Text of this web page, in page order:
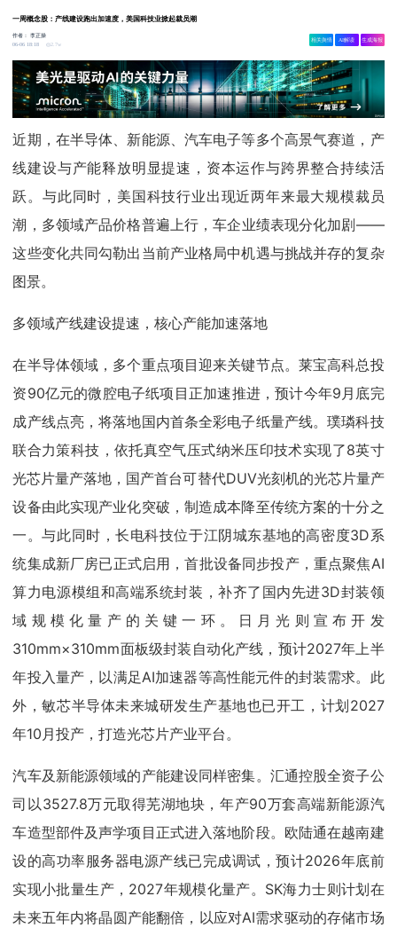
一周概念股：产线建设跑出加速度，美国科技业掀起裁员潮
作者：李正操
06-06 18:18
2.7w
相关舆情 AI解读 生成海报
近期，在半导体、新能源、汽车电子等多个高景气赛道，产
线建设与产能释放明显提速，资本运作与跨界整合持续活
跃。与此同时，美国科技行业出现近两年来最大规模裁员
潮，多领域产品价格普遍上行，车企业绩表现分化加剧——
这些变化共同勾勒出当前产业格局中机遇与挑战并存的复杂
图景。
多领域产线建设提速，核心产能加速落地
在半导体领域，多个重点项目迎来关键节点。莱宝高科总投
资90亿元的微腔电子纸项目正加速推进，预计今年9月底完
成产线点亮，将落地国内首条全彩电子纸量产线。璞璘科技
联合力策科技，依托真空气压式纳米压印技术实现了8英寸
光芯片量产落地，国产首台可替代DUV光刻机的光芯片量产
设备由此实现产业化突破，制造成本降至传统方案的十分之
一。与此同时，长电科技位于江阴城东基地的高密度3D系
统集成新厂房已正式启用，首批设备同步投产，重点聚焦AI
算力电源模组和高端系统封装，补齐了国内先进3D封装领
域规模化量产的关键一环。日月光则宣布开发
310mm×310mm面板级封装自动化产线，预计2027年上半
年投入量产，以满足AI加速器等高性能元件的封装需求。此
外，敏芯半导体未来城研发生产基地也已开工，计划2027
年10月投产，打造光芯片产业平台。
汽车及新能源领域的产能建设同样密集。汇通控股全资子公
司以3527.8万元取得芜湖地块，年产90万套高端新能源汽
车造型部件及声学项目正式进入落地阶段。欧陆通在越南建
设的高功率服务器电源产线已完成调试，预计2026年底前
实现小批量生产，2027年规模化量产。SK海力士则计划在
未来五年内将晶圆产能翻倍，以应对AI需求驱动的存储市场